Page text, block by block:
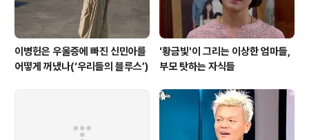
이병헌은 우울증에 빠진 신민아를
어떻게 꺼냈나(‘우리들의 블루스’)
'황금빛'이 그리는 이상한 엄마들,
부모 탓하는 자식들